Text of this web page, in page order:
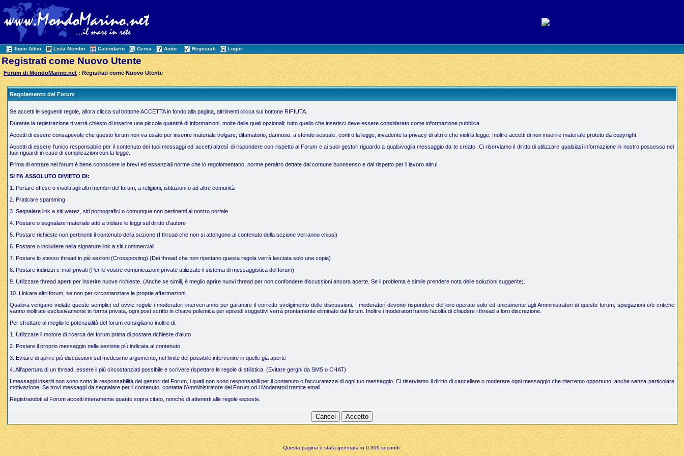
Topic Attivi Lista Membri Calendario Cerca Aiuto Registrati Login
Registrati come Nuovo Utente
Forum di MondoMarino.net : Registrati come Nuovo Utente
Regolamento del Forum
Se accetti le seguenti regole, allora clicca sul bottone ACCETTA in fondo alla pagina, altrimenti clicca sul bottone RIFIUTA.
Durante la registrazione ti verrà chiesto di inserire una piccola quantità di informazioni, molte delle quali opzionali; tutto quello che inserisci deve essere considerato come informazione pubblica.
Accetti di essere consapevole che questo forum non va usato per inserire materiale volgare, difamatorio, dannoso, a sfondo sesuale, contro la legge, invadente la privacy di altri o che violi la legge. Inoltre accetti di non inserire materiale proteto da copyright.
Accetti di essere l'unico responsabile per il contenuto dei tuoi messaggi ed accetti altresì di rispondere con rispetto al Forum e ai suoi gestori riguardo a qualsivoglia messaggio da te creato. Ci riserviamo il diritto di utilizzare qualsiasi informazione in nostro possesso nei
tuoi riguardi in caso di complicazioni con la legge.
Prima di entrare nel forum è bene conoscere le brevi ed essenziali norme che lo regolamentano, norme peraltro dettate dal comune buonsenso e dal rispetto per il lavoro altrui.
SI FA ASSOLUTO DIVIETO DI:
1. Portare offese o insulti agli altri membri del forum, a religioni, istituzioni o ad altre comunità
2. Praticare spamming
3. Segnalare link a siti warez, siti pornografici o comunque non pertinenti al nostro portale
4. Postare o segnalare materiale atto a violare le leggi sul diritto d'autore
5. Postare richieste non pertinenti il contenuto della sezione (I thread che non si attengono al contenuto della sezione verranno chiusi)
6. Postare o includere nella signature link a siti commerciali
7. Postare lo stesso thread in più sezioni (Crossposting) (Dei thread che non ripettano questa regola verrà lasciata solo una copia)
8. Postare indirizzi e-mail privati (Per le vostre comunicazioni private utilizzate il sistema di messaggistica del forum)
9. Utilizzare thread aperti per inserire nuove richieste. (Anche se simili, è meglio aprire nuovi thread per non confondere discussioni ancora aperte. Se il problema è simile prendere nota delle soluzioni suggerite).
10. Linkare altri forum, se non per circostanziare le proprie affermazioni.
Qualora vengano violate queste semplici ed ovvie regole i moderatori interverranno per garantire il corretto svolgimento delle discussioni. I moderatori devono rispondere del loro operato solo ed unicamente agli Amministratori di questo forum; spiegazioni e/o critiche
vanno inoltrate esclusivamente in forma privata, ogni post scritto in chiave polemica per episodi soggettivi verrà prontamente eliminato dal forum. Inoltre i moderatori hanno facoltà di chiudere i thread a loro discrezione.
Per sfruttare al meglio le potenzialità del forum consigliamo inoltre di:
1. Utilizzare il motore di ricerca del forum prima di postare richieste d'aiuto
2. Postare il proprio messaggio nella sezione più indicata al contenuto
3. Evitare di aprire più discussioni sul medesimo argomento, nel limite del possibile intervenire in quelle già aperte
4. All'apertura di un thread, essere il più circostanziati possibile e scrivere rispettare le regole di stilistica. (Evitare gerghi da SMS o CHAT)
I messaggi inseriti non sono sotto la responsabilità dei gestori del Forum, i quali non sono responsabili per il contenuto o l'accuratezza di ogni tuo messaggio. Ci riserviamo il diritto di cancellare o moderare ogni messaggio che riterremo opportuno, anche senza particolare
motivazione. Se trovi messaggi da segnalare per il contenuto, contatta l'Amministratore del Forum od i Moderatori tramite email.
Registrandoti al Forum accetti interamente quanto sopra citato, nonchè di attenerti alle regole esposte.
Questa pagina è stata generata in 0,309 secondi.